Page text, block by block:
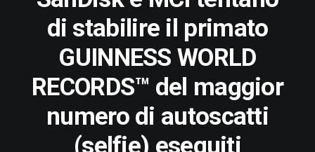
Iscrizioni
di stabilire il primato
GUINNESS WORLD
RECORDS™ del maggior
numero di autoscatti
(selfie) eseguiti